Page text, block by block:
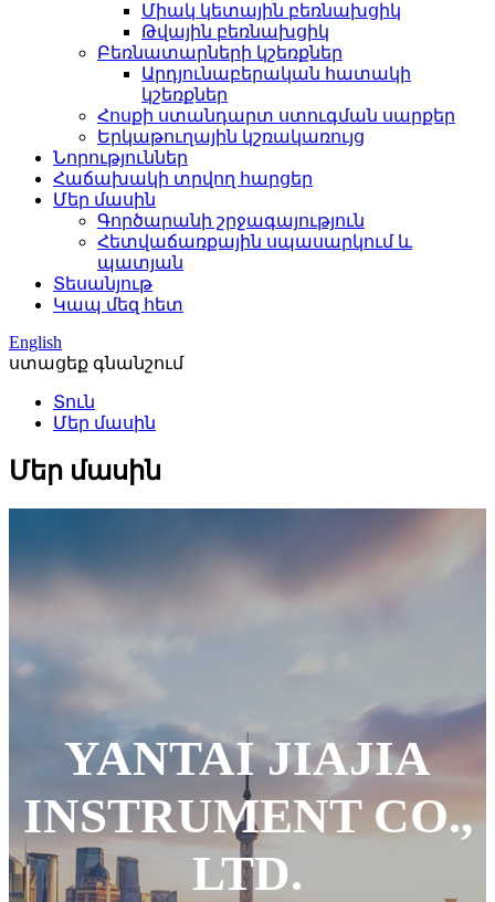
Միակ կետային բեռնախցիկ
Թվային բեռնախցիկ
Բեռնատարների կշեռքներ
Արդյունաբերական հատակի
կշեռքներ
Հոսքի ստանդարտ ստուգման սարքեր
Երկաթուղային կշռակառույց
Նորություններ
Հաճախակի տրվող հարցեր
Մեր մասին
Գործարանի շրջագայություն
Հետվաճառքային սպասարկում և
պատյան
Տեսանյութ
Կապ մեզ հետ
English
ստացեք գնանշում
Տուն
Մեր մասին
Մեր մասին
YANTAI JIAJIA
INSTRUMENT CO.,
LTD.